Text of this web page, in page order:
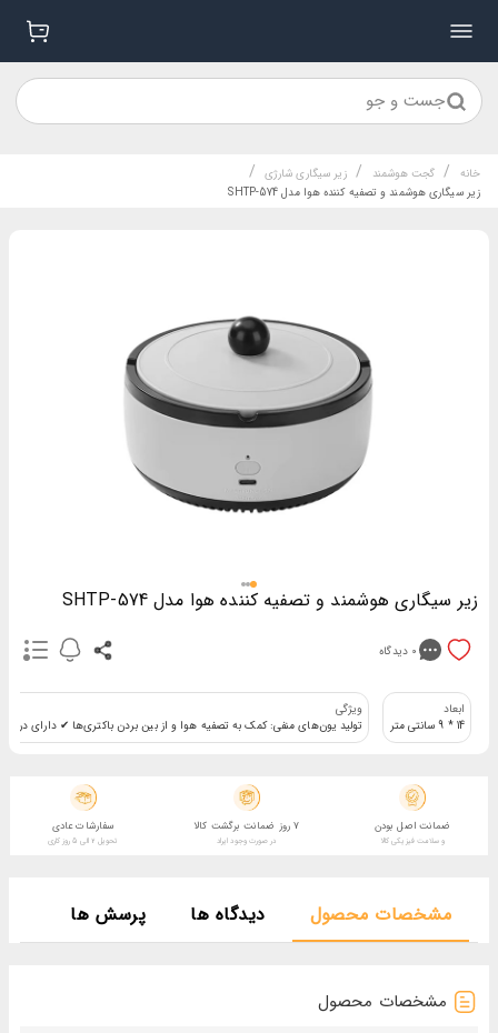
جست و جو
خانه / گجت هوشمند / زیر سیگاری شارژی /
زیر سیگاری هوشمند و تصفیه کننده هوا مدل SHTP-574
زیر سیگاری هوشمند و تصفیه کننده هوا مدل SHTP-574
0 دیدگاه
ابعاد
14 * 9 سانتی متر
ویژگی
تولید یون‌های منفی: کمک به تصفیه هوا و از بین بردن باکتری‌ها ✔ دارای درب
ضمانت اصل بودن
و سلامت فیزیکی کالا
7 روز ضمانت برگشت کالا
در صورت وجود ایراد
سفارشات عادی
تحویل 2 الی 5 روز کاری
مشخصات محصول دیدگاه ها پرسش ها
مشخصات محصول